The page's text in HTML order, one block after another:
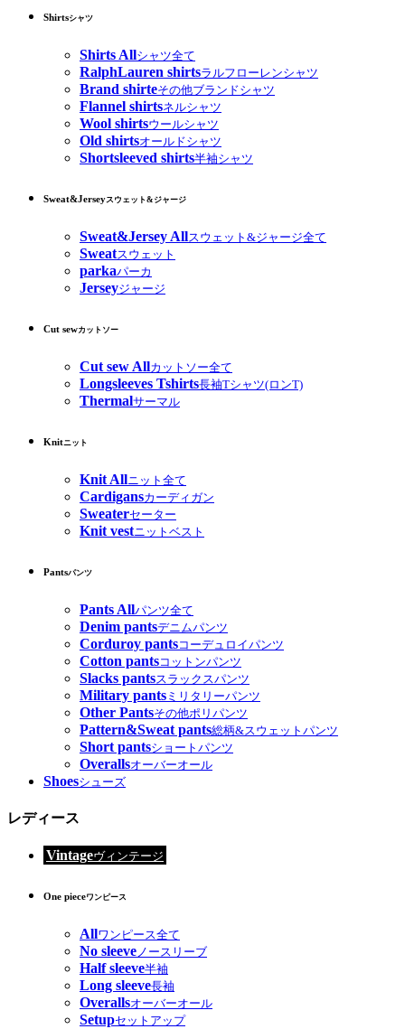
Shirtsシャツ
Shirts Allシャツ全て
RalphLauren shirtsラルフローレンシャツ
Brand shirteその他ブランドシャツ
Flannel shirtsネルシャツ
Wool shirtsウールシャツ
Old shirtsオールドシャツ
Shortsleeved shirts半袖シャツ
Sweat&Jerseyスウェット&ジャージ
Sweat&Jersey Allスウェット&ジャージ全て
Sweatスウェット
parkaパーカ
Jerseyジャージ
Cut sewカットソー
Cut sew Allカットソー全て
Longsleeves Tshirts長袖Tシャツ(ロンT)
Thermalサーマル
Knitニット
Knit Allニット全て
Cardigansカーディガン
Sweaterセーター
Knit vestニットベスト
Pantsパンツ
Pants Allパンツ全て
Denim pantsデニムパンツ
Corduroy pantsコーデュロイパンツ
Cotton pantsコットンパンツ
Slacks pantsスラックスパンツ
Military pants ミリタリーパンツ
Other Pantsその他ポリパンツ
Pattern&Sweat pants総柄&スウェットパンツ
Short pantsショートパンツ
Overallsオーバーオール
Shoesシューズ
レディース
Vintageヴィンテージ
One pieceワンピース
Allワンピース全て
No sleeveノースリーブ
Half sleeve半袖
Long sleeve長袖
Overallsオーバーオール
Setupセットアップ